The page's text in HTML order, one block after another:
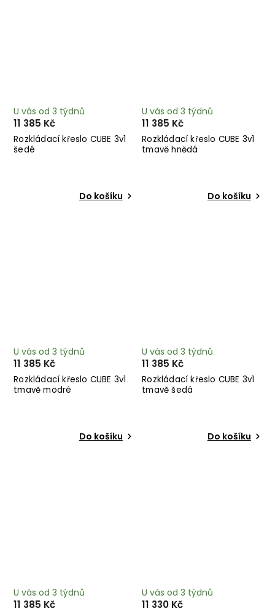
Rozkládací křeslo CUBE 3v1
šedé
U vás od 3 týdnů
11 385 Kč
Do košíku
Rozkládací křeslo CUBE 3v1
tmavě hnědá
U vás od 3 týdnů
11 385 Kč
Do košíku
Rozkládací křeslo CUBE 3v1
tmavě modré
U vás od 3 týdnů
11 385 Kč
Do košíku
Rozkládací křeslo CUBE 3v1
tmavě šedá
U vás od 3 týdnů
11 385 Kč
Do košíku
U vás od 3 týdnů
11 385 Kč
U vás od 3 týdnů
11 330 Kč